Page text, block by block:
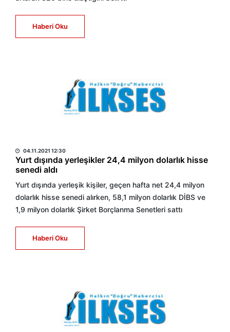
Haberi Oku
04.11.2021 12:30
Yurt dışında yerleşikler 24,4 milyon dolarlık hisse
senedi aldı
Yurt dışında yerleşik kişiler, geçen hafta net 24,4 milyon
dolarlık hisse senedi alırken, 58,1 milyon dolarlık DİBS ve
1,9 milyon dolarlık Şirket Borçlanma Senetleri sattı
Haberi Oku